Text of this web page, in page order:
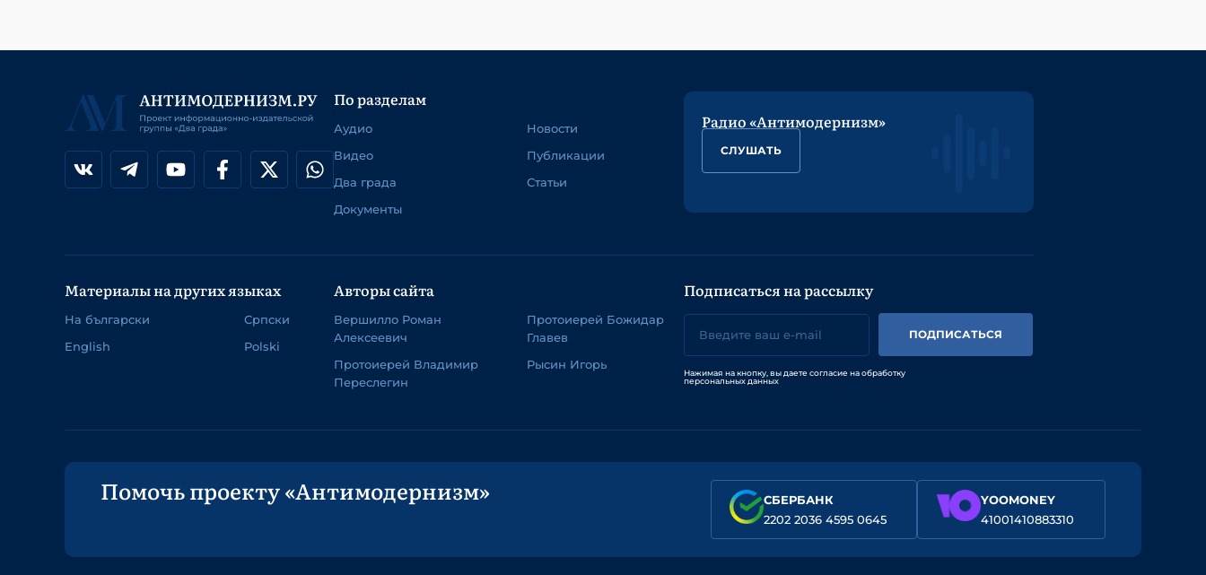
По разделам
Аудио
Видео
Два града
Документы
Новости
Публикации
Статьи
Радио «Антимодернизм»
СЛУШАТЬ
Материалы на других языках
На български
English
Српски
Polski
Авторы сайта
Вершилло Роман
Алексеевич
Протоиерей Владимир
Переслегин
Протоиерей Божидар
Главев
Рысин Игорь
Подписаться на рассылку
ПОДПИСАТЬСЯ
Нажимая на кнопку, вы даете согласие на обработку
персональных данных
Помочь проекту «Антимодернизм»
СБЕРБАНК
2202 2036 4595 0645
YOOMONEY
41001410883310